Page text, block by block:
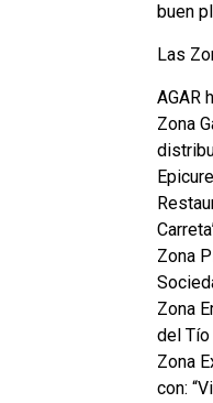
buen
Las
AGAR
Zona
Zona
Zona
del Tío
Zona
con: